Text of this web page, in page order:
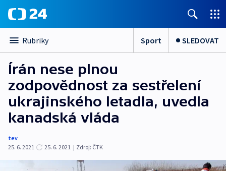
Rubriky Sport SLEDOVAT
Írán nese plnou
zodpovědnost za sestřelení
ukrajinského letadla, uvedla
kanadská vláda
tev
25. 6. 2021
25. 6. 2021 | Zdroj: ČTK